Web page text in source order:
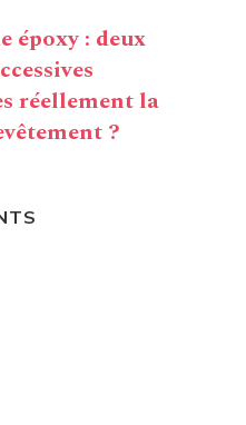
époxy : deux
réellement la
?